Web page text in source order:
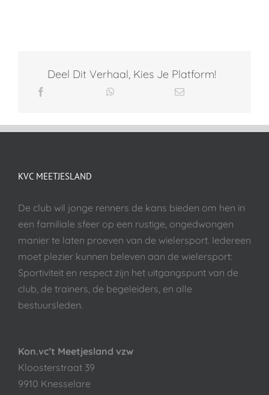
Deel Dit Verhaal, Kies Je Platform!
KVC MEETJESLAND
De club wil jonge renners de kans bieden om hen in
een familiale sfeer op een rustige, ongedwongen
manier te laten proeven van de wielersport. Iedereen
moet plezier kunnen beleven aan de wielersport:
Sportiviteit en respect zijn het uitgangspunt van de
club, de trainers, de begeleiders, en alle
bestuursleden.
Kon.vc’t Meetjesland vzw
Kloosterstraat 39
9910 Knesselare